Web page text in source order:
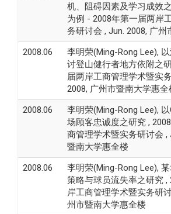
机、阻碍因素及学习成效
为例 - 2008年第一届两岸
务研讨会 , Jun. 2008, 广
2008.06
李明荣(Ming-Rong Lee),
讨登山健行者地方依附之
届两岸工商管理学术暨实
2008, 广州市暨南大学惠全
2008.06
李明荣(Ming-Rong Lee),
场顾客忠诚度之研究 ,
商管理学术暨实务研讨会 ,
暨南大学惠全楼
2008.06
李明荣(Ming-Rong Lee),
策略与球员流失率之研究 ,
岸工商管理学术暨实务研
州市暨南大学惠全楼